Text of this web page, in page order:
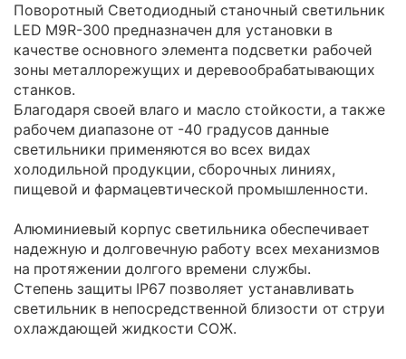
Поворотный Светодиодный станочный светильник
LED M9R-300 предназначен для установки в
качестве основного элемента подсветки рабочей
зоны металлорежущих и деревообрабатывающих
станков.
Благодаря своей влаго и масло стойкости, а также
рабочем диапазоне от -40 градусов данные
светильники применяются во всех видах
холодильной продукции, сборочных линиях,
пищевой и фармацевтической промышленности.
Алюминиевый корпус светильника обеспечивает
надежную и долговечную работу всех механизмов
на протяжении долгого времени службы.
Степень защиты IP67 позволяет устанавливать
светильник в непосредственной близости от струи
охлаждающей жидкости СОЖ.